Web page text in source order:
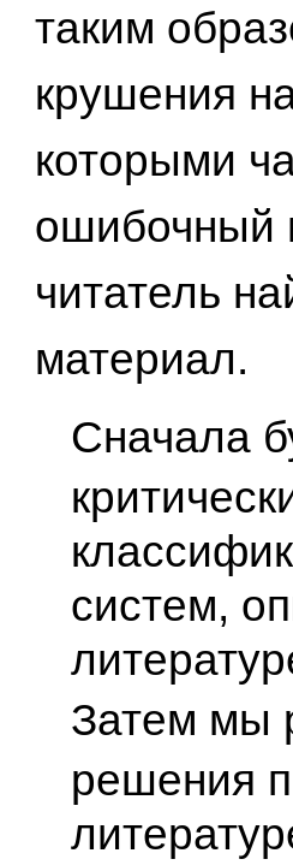
таким
крушения
которыми
ошибочный
читатель
материал.
Сначала
систем,
Затем мы
решения